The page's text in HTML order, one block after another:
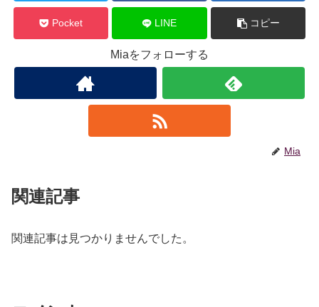
Pocket LINE コピー
Miaをフォローする
Mia
関連記事
関連記事は見つかりませんでした。